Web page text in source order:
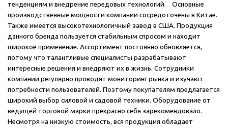
тенденциям и внедрение передовых технологий.
Основные
производственные мощности компании сосредоточены в Китае.
Также имеется высокотехнологичный завод в США. Продукция
данного бренда пользуется стабильным спросом и находит
широкое применение. Ассортимент постоянно обновляется,
потому что талантливые специалисты разрабатывают
интересные решения и внедряют их в жизнь. Сотрудники
компании регулярно проводят мониторинг рынка и изучают
потребности пользователей. Поэтому покупателям предлагается
широкий выбор силовой и садовой техники. Оборудование от
ведущей торговой марки прекрасно себя зарекомендовало.
Несмотря на низкую стоимость, вся продукция обладает